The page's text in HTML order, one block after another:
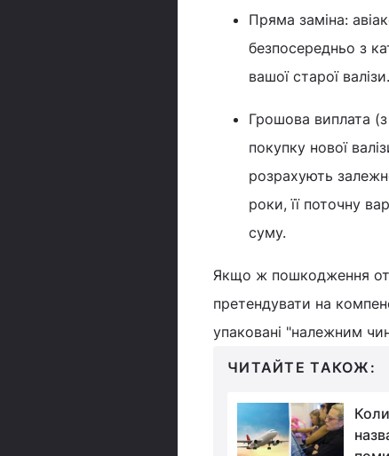
Пряма заміна:
безпосередньо з
вашої старої валізи.
Грошова виплата
покупку нової
розрахують
роки, її поточну
суму.
Якщо ж пошкодження
претендувати на
упаковані "належним
ЧИТАЙТЕ ТАКОЖ: